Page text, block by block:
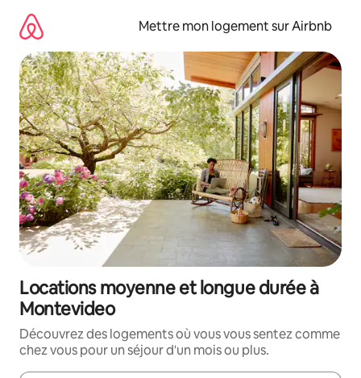
directement
contenu
Mettre mon logement sur Airbnb
Locations moyenne et longue durée à
Montevideo
Découvrez des logements où vous vous sentez comme
chez vous pour un séjour d'un mois ou plus.